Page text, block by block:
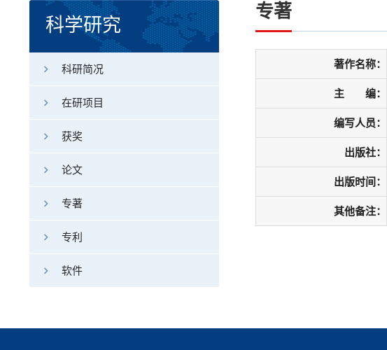
科学研究
科研简况
在研项目
获奖
论文
专著
专利
软件
专著
著作名称：
主 编：
编写人员：
出版社：
出版时间：
其他备注：